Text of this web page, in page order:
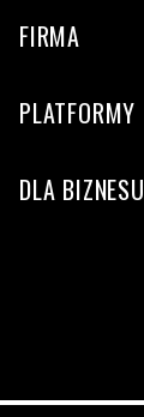
FIRMA
PLATFORMY
DLA BIZNESU